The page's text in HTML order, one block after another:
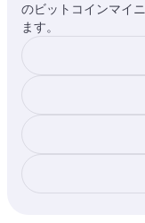
のビットコインマイ
ます。